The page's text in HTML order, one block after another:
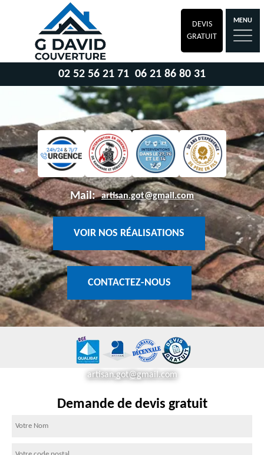
DEVIS
GRATUIT
MENU
02 52 56 21 71 06 21 86 80 31
Mail: artisan.got@gmail.com
VOIR NOS RÉALISATIONS
CONTACTEZ-NOUS
artisan.got@gmail.com
Demande de devis gratuit